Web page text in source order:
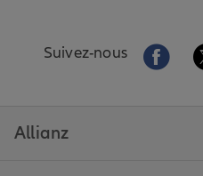
Suivez-nous Aller
Allianz